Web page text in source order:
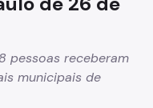
pessoas receberam
municipais de